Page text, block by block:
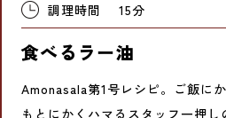
調理時間 15分
食べるラー油
Amonasala第1号レシピ。ご飯に
もとにかくハマるスタッフ一押し